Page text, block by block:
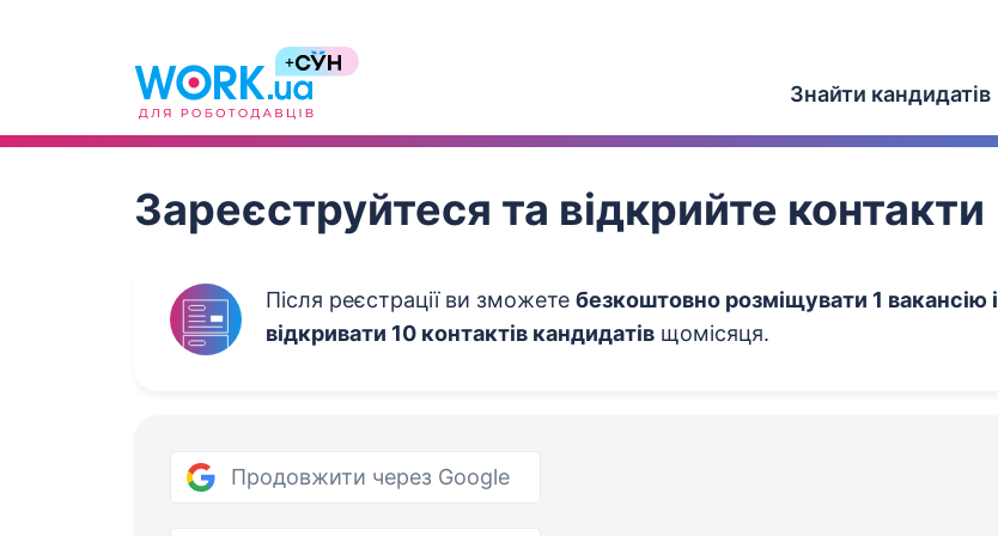
Work.ua
Знайти кандидатів
Зареєструйтеся та відкрийте контакти
Після реєстрації ви зможете безкоштовно розміщувати 1 вакансію і
відкривати 10 контактів кандидатів щомісяця.
Продовжити через Google